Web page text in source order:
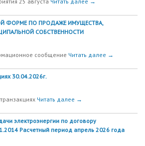
ФОРМЕ ПО ПРОДАЖЕ ИМУЩЕСТВА,
СОБСТВЕННОСТИ
сообщение Читать далее →
30.04.2026г.
Читать далее →
электроэнергии по договору
Расчетный период апрель 2026 года